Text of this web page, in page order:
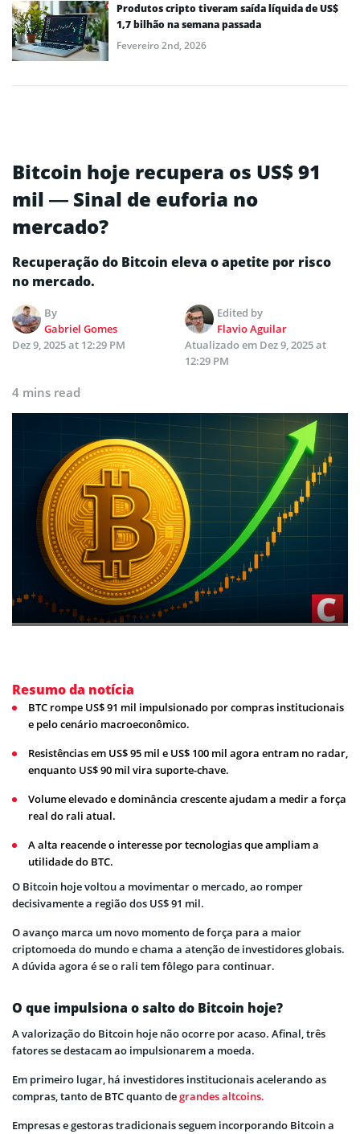
Produtos cripto tiveram saída líquida de US$
1,7 bilhão na semana passada
Fevereiro 2nd, 2026
Bitcoin hoje recupera os US$ 91
mil — Sinal de euforia no
mercado?
Recuperação do Bitcoin eleva o apetite por risco
no mercado.
By
Gabriel Gomes
Edited by
Flavio Aguilar
Dez 9, 2025 at 12:29 PM
Atualizado em Dez 9, 2025 at
12:29 PM
4 mins read
Resumo da notícia
BTC rompe US$ 91 mil impulsionado por compras institucionais
e pelo cenário macroeconômico.
Resistências em US$ 95 mil e US$ 100 mil agora entram no radar,
enquanto US$ 90 mil vira suporte-chave.
Volume elevado e dominância crescente ajudam a medir a força
real do rali atual.
A alta reacende o interesse por tecnologias que ampliam a
utilidade do BTC.
O Bitcoin hoje voltou a movimentar o mercado, ao romper
decisivamente a região dos US$ 91 mil.
O avanço marca um novo momento de força para a maior
criptomoeda do mundo e chama a atenção de investidores globais.
A dúvida agora é se o rali tem fôlego para continuar.
O que impulsiona o salto do Bitcoin hoje?
A valorização do Bitcoin hoje não ocorre por acaso. Afinal, três
fatores se destacam ao impulsionarem a moeda.
Em primeiro lugar, há investidores institucionais acelerando as
compras, tanto de BTC quanto degrandes altcoins.
Empresas e gestoras tradicionais seguem incorporando Bitcoin a